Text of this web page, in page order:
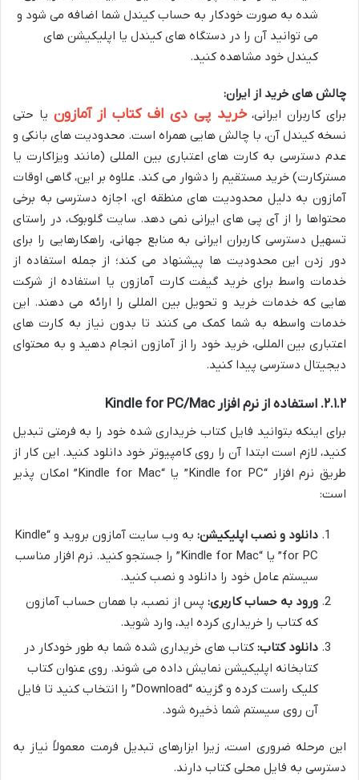
شده به صورت خودکار به حساب کیندل شما اضافه می شود و
می توانید آن را در دستگاه های کیندل یا اپلیکیشن های
کیندل خود مشاهده کنید.
چالش های خرید از ایران:
برای کاربران ایرانی،خرید پی دی اف کتاب از آمازون یا حتی
نسخه کیندل آن، با چالش هایی همراه است. محدودیت های بانکی و
عدم دسترسی به کارت های اعتباری بین المللی (مانند ویزاکارت یا
مسترکارت) خرید مستقیم را دشوار می کند. علاوه بر این، گاهی اوقات
آمازون به دلیل محدودیت های منطقه ای، اجازه دسترسی به برخی
محتواها را از آی پی های ایرانی نمی دهد. سایت گلوبوک، در راستای
تسهیل دسترسی کاربران ایرانی به منابع جهانی، راهکارهایی را برای
دور زدن این محدودیت ها پیشنهاد می کند؛ از جمله استفاده از
خدمات واسط برای خرید گیفت کارت آمازون یا استفاده از شرکت
هایی که خدمات خرید و تحویل بین المللی را ارائه می دهند. این
خدمات واسطه به شما کمک می کنند تا بدون نیاز به کارت های
اعتباری بین المللی، خرید خود را از آمازون انجام دهید و به محتوای
دیجیتال دسترسی پیدا کنید.
۲.۱.۲. استفاده از نرم افزار Kindle for PC/Mac
برای اینکه بتوانید فایل کتاب خریداری شده خود را به فرمتی تبدیل
کنید، لازم است ابتدا آن را روی کامپیوتر خود دانلود کنید. این کار از
طریق نرم افزار “Kindle for PC” یا “Kindle for Mac” امکان پذیر
است:
دانلود و نصب اپلیکیشن:
به وب سایت آمازون بروید و “Kindle
for PC” یا “Kindle for Mac” را جستجو کنید. نرم افزار مناسب
سیستم عامل خود را دانلود و نصب کنید.
ورود به حساب کاربری: پس از نصب، با همان حساب آمازون
که کتاب را خریداری کرده اید، وارد شوید.
دانلود کتاب: کتاب های خریداری شده شما به طور خودکار در
کتابخانه اپلیکیشن نمایش داده می شوند. روی عنوان کتاب
کلیک راست کرده و گزینه “Download” را انتخاب کنید تا فایل
آن روی سیستم شما ذخیره شود.
این مرحله ضروری است، زیرا ابزارهای تبدیل فرمت معمولاً نیاز به
دسترسی به فایل محلی کتاب دارند.